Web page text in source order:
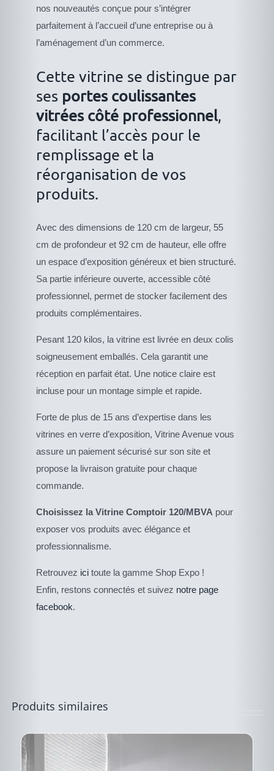
nos nouveautés conçue pour s’intégrer
parfaitement à l’accueil d’une entreprise ou à
l’aménagement d’un commerce.
Cette vitrine se distingue par
ses portes coulissantes
vitrées côté professionnel,
facilitant l’accès pour le
remplissage et la
réorganisation de vos
produits.
Avec des dimensions de 120 cm de largeur, 55
cm de profondeur et 92 cm de hauteur, elle offre
un espace d’exposition généreux et bien structuré.
Sa partie inférieure ouverte, accessible côté
professionnel, permet de stocker facilement des
produits complémentaires.
Pesant 120 kilos, la vitrine est livrée en deux colis
soigneusement emballés. Cela garantit une
réception en parfait état. Une notice claire est
incluse pour un montage simple et rapide.
Forte de plus de 15 ans d’expertise dans les
vitrines en verre d’exposition, Vitrine Avenue vous
assure un paiement sécurisé sur son site et
propose la livraison gratuite pour chaque
commande.
Choisissez la Vitrine Comptoir 120/MBVA pour
exposer vos produits avec élégance et
professionnalisme.
Retrouvez ici toute la gamme Shop Expo !
Enfin, restons connectés et suivez notre page
facebook.
Produits similaires
DESCRIPTIF DU
CE
A